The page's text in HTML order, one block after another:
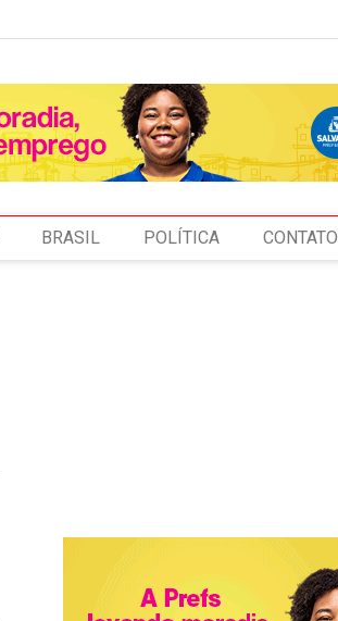
BRASIL POLÍTICA CONTATO